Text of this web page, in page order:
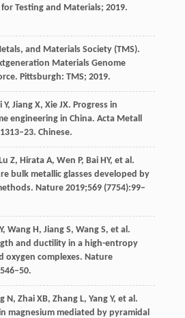
Testing and Materials; 2019.
and Materials Society (TMS).
Materials Genome
Pittsburgh: TMS; 2019.
Y, Jiang X, Xie JX. Progress in
engineering in China. Acta Metall
Chinese.
Z, Hirata A, Wen P, Bai HY, et al.
bulk metallic glasses developed by
Nature 2019;569 (7754):99–
Wang H, Jiang S, Wang S, et al.
and ductility in a high-entropy
oxygen complexes. Nature
N, Zhai XB, Zhang L, Yang Y, et al.
magnesium mediated by pyramidal